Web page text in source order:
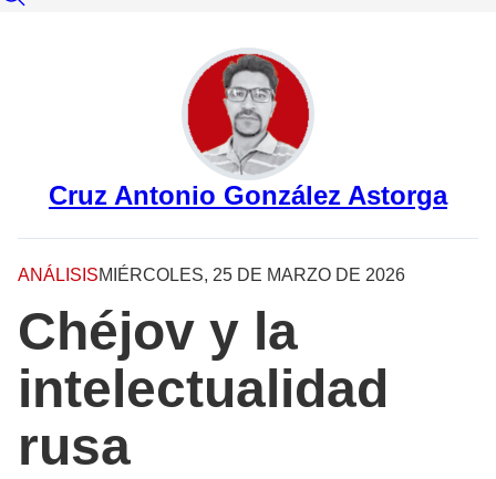
Cruz Antonio González Astorga
ANÁLISISMIÉRCOLES, 25 DE MARZO DE 2026
Chéjov y la
intelectualidad
rusa